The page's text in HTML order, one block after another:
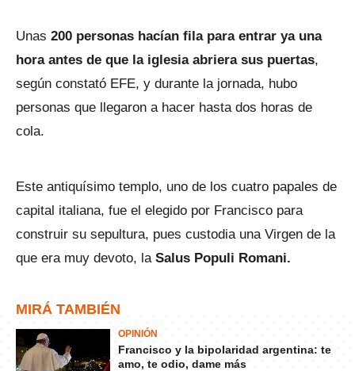
Unas 200 personas hacían fila para entrar ya una
hora antes de que la iglesia abriera sus puertas,
según constató EFE, y durante la jornada, hubo
personas que llegaron a hacer hasta dos horas de
cola.
Este antiquísimo templo, uno de los cuatro papales de
capital italiana, fue el elegido por Francisco para
construir su sepultura, pues custodia una Virgen de la
que era muy devoto, laSalus Populi Romani.
MIRÁ TAMBIÉN
OPINIÓN
Francisco y la bipolaridad argentina: te
amo, te odio, dame más